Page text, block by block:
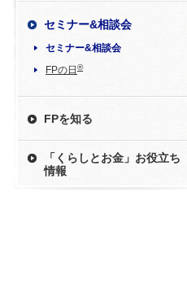
セミナー&相談会
セミナー&相談会
FPの日 ®
FPを知る
「くらしとお金」お役立ち
情報